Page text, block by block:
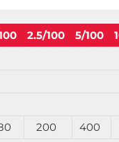
2.5/100 5/100
200 400